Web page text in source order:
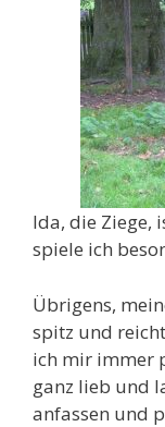
Ida, die Ziege,
spiele ich
Übrigens,
spitz und
ich mir immer
ganz lieb und
anfassen und